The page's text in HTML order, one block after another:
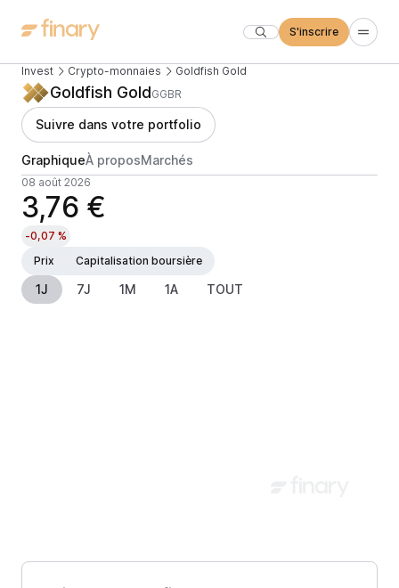
S'inscrire
Invest Crypto-monnaies Goldfish Gold
Goldfish GoldGGBR
Suivre dans votre portfolio
GraphiqueÀ proposMarchés
08 août 2026
3,76 €
-0,07 %
Prix
Capitalisation boursière
1J 7J 1M 1A TOUT